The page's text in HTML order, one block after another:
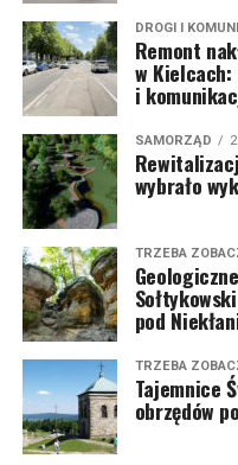
DROGI I
Remont
w
i
SAMORZĄD
wybrało
TRZEBA
pod
TRZEBA
Tajemnice
obrzędów